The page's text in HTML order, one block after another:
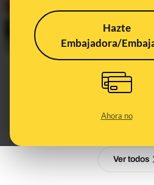
Hazte
Embajadora/
Ahora no
Los MENA no reciben
acompañados
Ver todos